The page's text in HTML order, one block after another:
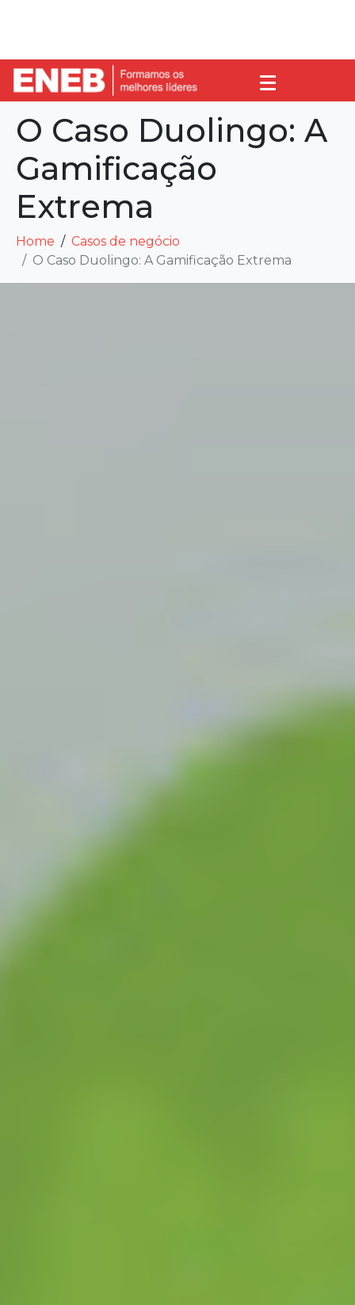
O Caso Duolingo: A
Gamificação
Extrema
Home
Casos de negócio
O Caso Duolingo: A Gamificação Extrema